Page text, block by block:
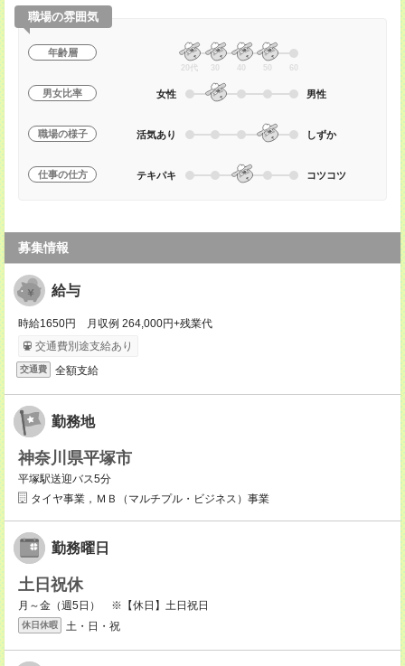
職場の雰囲気
年齢層
20代 30 40 50 60
男女比率 女性 男性
職場の様子 活気あり しずか
仕事の仕方 テキパキ コツコツ
募集情報
給与
時給1650円 月収例 264,000円+残業代
交通費別途支給あり
交通費 全額支給
勤務地
神奈川県平塚市
平塚駅送迎バス5分
タイヤ事業，ＭＢ（マルチプル・ビジネス）事業
勤務曜日
土日祝休
月～金（週5日） ※【休日】土日祝日
休日休暇 土・日・祝